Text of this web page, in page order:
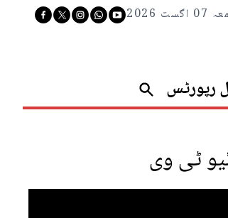
2026
رپورٹس
ٹی وی